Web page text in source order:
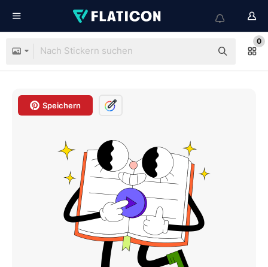
0
Speichern